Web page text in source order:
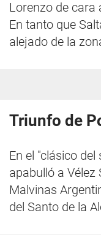
Lorenzo de cara
En tanto que
alejado de la
Triunfo de
En el "clásico del
apabulló a Vélez
Malvinas
del Santo de la